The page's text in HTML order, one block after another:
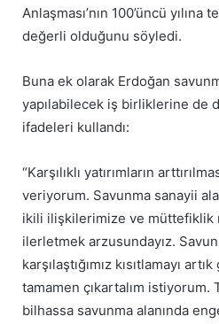
Anlaşması’nın 100’üncü yılına
değerli olduğunu söyledi.
Buna ek olarak Erdoğan
yapılabilecek iş birliklerine de
ifadeleri kullandı:
“Karşılıklı yatırımların
veriyorum. Savunma sanayii
ikili ilişkilerimize ve müttefiklik
ilerletmek arzusundayız.
karşılaştığımız kısıtlamayı
tamamen çıkartalım istiyorum.
bilhassa savunma alanında